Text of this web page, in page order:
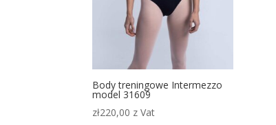
Body treningowe Intermezzo
model 31609
zł220,00 z Vat